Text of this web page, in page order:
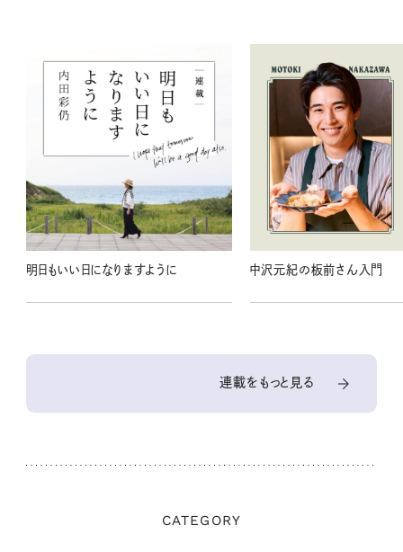
明日もいい日になりますように 中沢元紀の板前さん入門
連載をもっと見る
CATEGORY